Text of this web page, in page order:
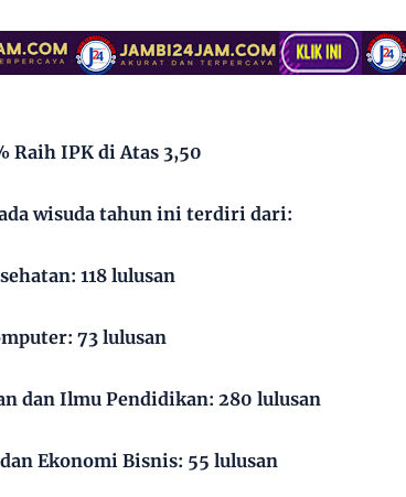
Raih IPK di Atas 3,50
wisuda tahun ini terdiri dari:
118 lulusan
73 lulusan
dan Ilmu Pendidikan: 280 lulusan
Ekonomi Bisnis: 55 lulusan